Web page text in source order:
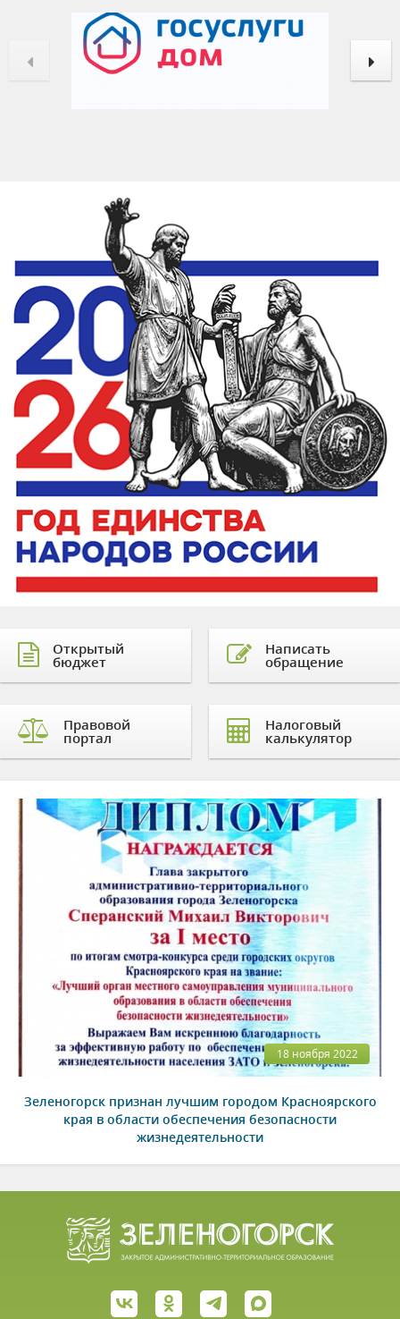
Открытый
бюджет
Правовой
портал
Написать
обращение
Налоговый
калькулятор
18 ноября 2022
Зеленогорск признан лучшим городом Красноярского
края в области обеспечения безопасности
жизнедеятельности